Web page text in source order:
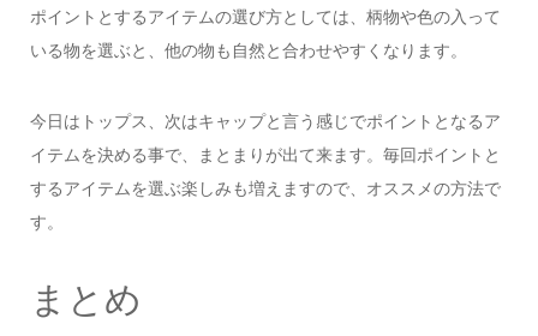
ポイントとするアイテムの選び方としては、柄物や色の入って
いる物を選ぶと、他の物も自然と合わせやすくなります。
今日はトップス、次はキャップと言う感じでポイントとなるア
イテムを決める事で、まとまりが出て来ます。毎回ポイントと
するアイテムを選ぶ楽しみも増えますので、オススメの方法で
す。
まとめ